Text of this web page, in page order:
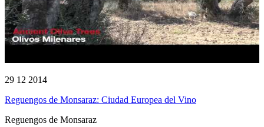
29 12 2014
Reguengos de Monsaraz: Ciudad Europea del Vino
Reguengos de Monsaraz